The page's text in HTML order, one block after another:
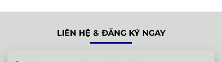
LIÊN HỆ & ĐĂNG KÝ NGAY